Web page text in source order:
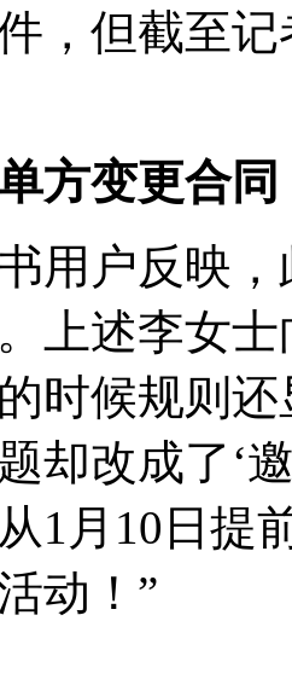
，但截至
方变更合同
用户反映
上述李女
时候规则还
却改成了‘
1月10日提
动！”